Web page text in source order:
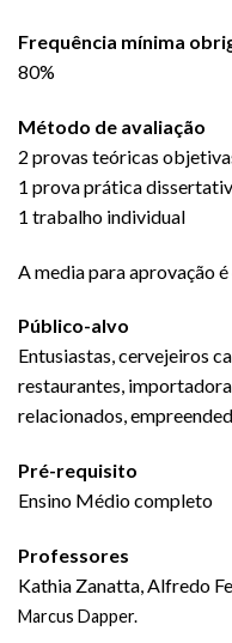
Frequência mínima
80%
Método de avaliação
2 provas teóricas
1 prova prática
1 trabalho individual
A media para aprovação é
Público-alvo
Entusiastas, cervejeiros
restaurantes,
relacionados,
Pré-requisito
Ensino Médio completo
Professores
Kathia Zanatta, Alfredo
Marcus Dapper.